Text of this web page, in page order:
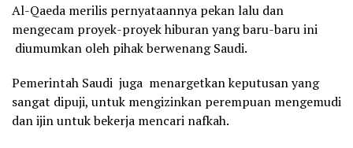
Al-Qaeda merilis pernyataannya pekan lalu dan
mengecam proyek-proyek hiburan yang baru-baru ini
diumumkan oleh pihak berwenang Saudi.
Pemerintah Saudi juga menargetkan keputusan yang
sangat dipuji, untuk mengizinkan perempuan mengemudi
dan ijin untuk bekerja mencari nafkah.